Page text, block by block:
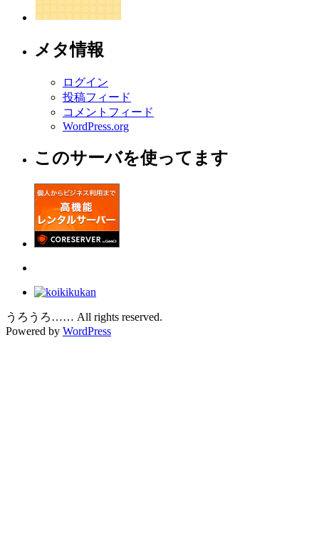
メタ情報
ログイン
投稿フィード
コメントフィード
WordPress.org
このサーバを使ってます
うろうろ…… All rights reserved.
Powered by WordPress